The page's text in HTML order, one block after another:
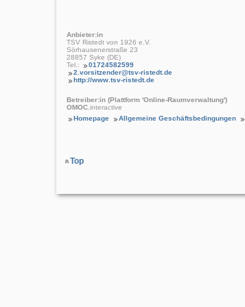
Anbieter:in
TSV Ristedt von 1926 e.V.
Sörhausenerstraße 23
28857 Syke (DE)
Tel.:
01724582599
2.vorsitzender@tsv-ristedt.de
http://www.tsv-ristedt.de
Betreiber:in (Plattform 'Online-Raumverwaltung')
OMOC .interactive
Homepage
Allgemeine Geschäftsbedingungen
Top